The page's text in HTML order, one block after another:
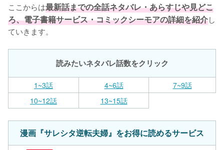
ここからは最新話までの全話ネタバレ・あらすじや見どこ
ろ、電子書籍サービス・コミックシーモアの詳細を紹介し
ていきます。
読みたいネタバレ話数をクリック
1~3話 4~6話
7~9話
10~12話
13~15話
漫画『サレシタ逆転夫婦』をお得に読めるサービス